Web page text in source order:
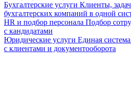
Бухгалтерские услуги Клиенты,
бухгалтерских компаний в одной
HR и подбор персонала Подбор
с кандидатами
Юридические услуги Единая
с клиентами и документооборота